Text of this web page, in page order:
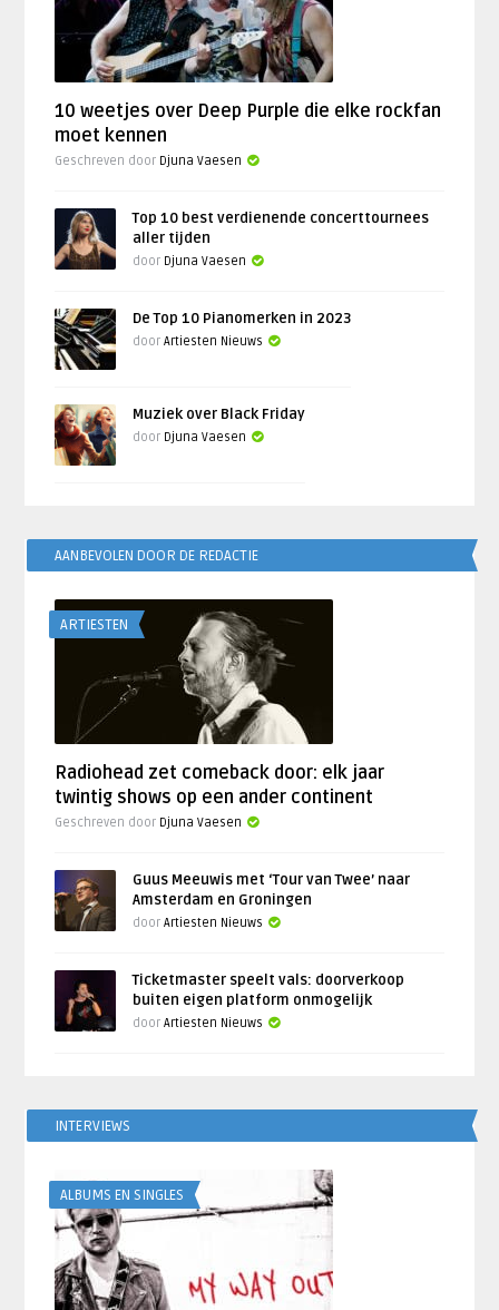
10 weetjes over Deep Purple die elke rockfan
moet kennen
Geschreven door Djuna Vaesen
Top 10 best verdienende concerttournees
aller tijden
door Djuna Vaesen
De Top 10 Pianomerken in 2023
doorArtiesten Nieuws
Muziek over Black Friday
door Djuna Vaesen
AANBEVOLEN DOOR DE REDACTIE
ARTIESTEN
Radiohead zet comeback door: elk jaar
twintig shows op een ander continent
Geschreven door Djuna Vaesen
Guus Meeuwis met ‘Tour van Twee’ naar
Amsterdam en Groningen
doorArtiesten Nieuws
Ticketmaster speelt vals: doorverkoop
buiten eigen platform onmogelijk
doorArtiesten Nieuws
INTERVIEWS
ALBUMS EN SINGLES